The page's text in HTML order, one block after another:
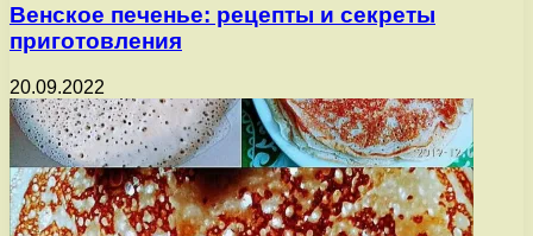
Венское печенье: рецепты и секреты
приготовления
20.09.2022